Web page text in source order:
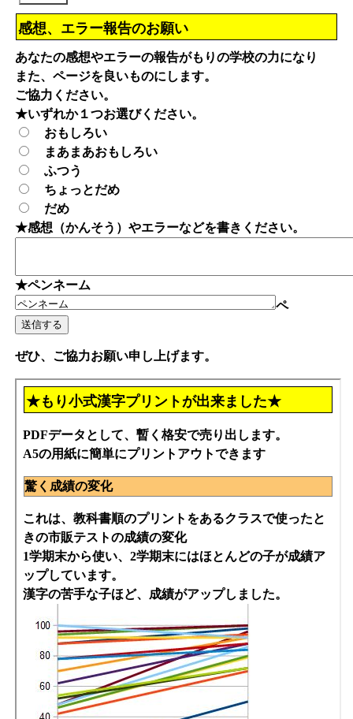
感想、エラー報告のお願い
あなたの感想やエラーの報告がもりの学校の力になり
また、ページを良いものにします。
ご協力ください。
★いずれか１つお選びください。
おもしろい
まあまあおもしろい
ふつう
ちょっとだめ
だめ
★感想（かんそう）やエラーなどを書きください。
★ペンネーム
ペ
ぜひ、ご協力お願い申し上げます。